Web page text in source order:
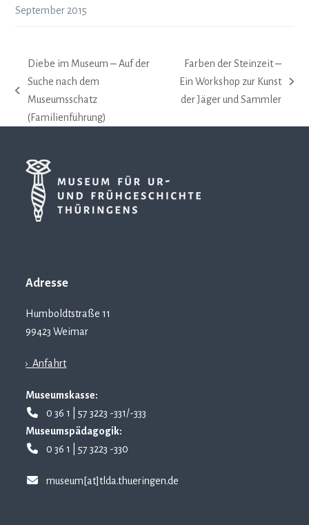
September 2015
vorheriger
Beitrag:
Diebe im Museum ‒ Auf der
Suche nach dem
Museumsschatz
(Familienführung)
Beitrag:
Farben der Steinzeit ‒
Ein Workshop zur Kunst
der Jäger und Sammler
Adresse
Humboldtstraße 11
99423 Weimar
› Anfahrt
Museumskasse:
0 36 1 | 57 3223 -331/-333
Museumspädagogik:
0 36 1 | 57 3223 -330
museum[at]tlda.thueringen.de